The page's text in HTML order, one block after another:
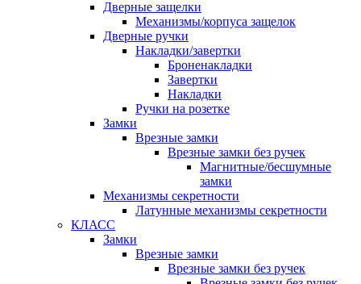
Дверные защелки
Механизмы/корпуса защелок
Дверные ручки
Накладки/завертки
Броненакладки
Завертки
Накладки
Ручки на розетке
Замки
Врезные замки
Врезные замки без ручек
Магнитные/бесшумные
замки
Механизмы секретности
Латунные механизмы секретности
КЛАСС
Замки
Врезные замки
Врезные замки без ручек